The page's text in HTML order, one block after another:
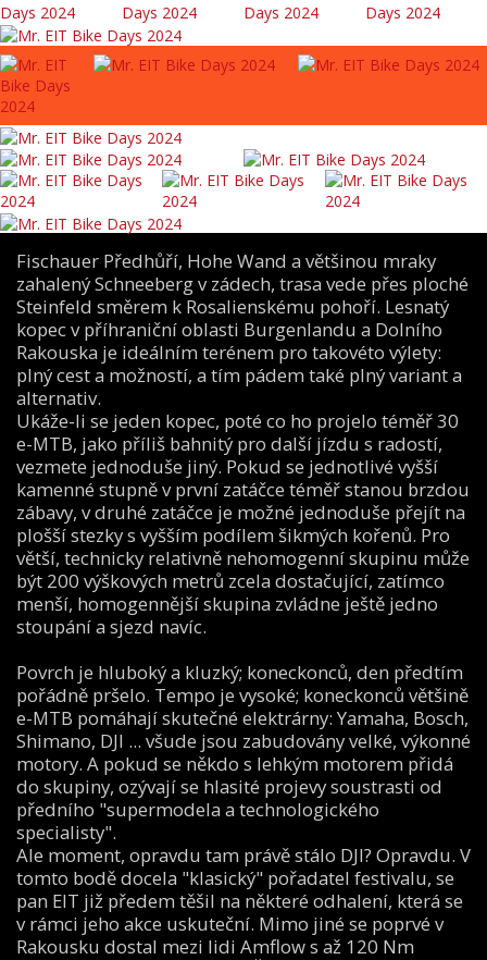
Fischauer Předhůří, Hohe Wand a většinou mraky
zahalený Schneeberg v zádech, trasa vede přes ploché
Steinfeld směrem k Rosalienskému pohoří. Lesnatý
kopec v příhraniční oblasti Burgenlandu a Dolního
Rakouska je ideálním terénem pro takovéto výlety:
plný cest a možností, a tím pádem také plný variant a
alternativ.
Ukáže-li se jeden kopec, poté co ho projelo téměř 30
e-MTB, jako příliš bahnitý pro další jízdu s radostí,
vezmete jednoduše jiný. Pokud se jednotlivé vyšší
kamenné stupně v první zatáčce téměř stanou brzdou
zábavy, v druhé zatáčce je možné jednoduše přejít na
plošší stezky s vyšším podílem šikmých kořenů. Pro
větší, technicky relativně nehomogenní skupinu může
být 200 výškových metrů zcela dostačující, zatímco
menší, homogennější skupina zvládne ještě jedno
stoupání a sjezd navíc.
Povrch je hluboký a kluzký; koneckonců, den předtím
pořádně pršelo. Tempo je vysoké; koneckonců většině
e-MTB pomáhají skutečné elektrárny: Yamaha, Bosch,
Shimano, DJI ... všude jsou zabudovány velké, výkonné
motory. A pokud se někdo s lehkým motorem přidá
do skupiny, ozývají se hlasité projevy soustrasti od
předního "supermodela a technologického
specialisty".
Ale moment, opravdu tam právě stálo DJI? Opravdu. V
tomto bodě docela "klasický" pořadatel festivalu, se
pan EIT již předem těšil na některé odhalení, která se
v rámci jeho akce uskuteční. Mimo jiné se poprvé v
Rakousku dostal mezi lidi Amflow s až 120 Nm